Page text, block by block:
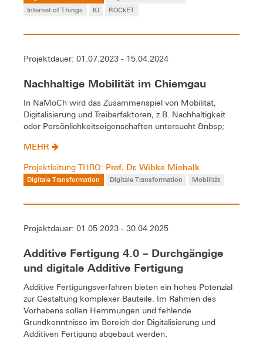
Internet of Things
KI ROCkET
Projektdauer: 01.07.2023 - 15.04.2024
Nachhaltige Mobilität im Chiemgau
In NaMoCh wird das Zusammenspiel von Mobilität,
Digitalisierung und Treiberfaktoren, z.B. Nachhaltigkeit
oder Persönlichkeitseigenschaften untersucht &nbsp;
MEHR
Projektleitung THRO: Prof. Dr. Wibke Michalk
Digitale Transformation Digitale Transformation Mobilität
Projektdauer: 01.05.2023 - 30.04.2025
Additive Fertigung 4.0 – Durchgängige
und digitale Additive Fertigung
Additive Fertigungsverfahren bieten ein hohes Potenzial
zur Gestaltung komplexer Bauteile. Im Rahmen des
Vorhabens sollen Hemmungen und fehlende
Grundkenntnisse im Bereich der Digitalisierung und
Additiven Fertigung abgebaut werden.